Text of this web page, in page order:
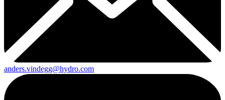
anders.vindegg@hydro.com